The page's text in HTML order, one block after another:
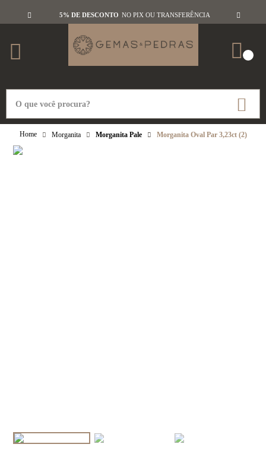
5% DE DESCONTO NO PIX OU TRANSFERÊNCIA
Morganita Morganita Pale Morganita Oval Par 3,23ct (2)